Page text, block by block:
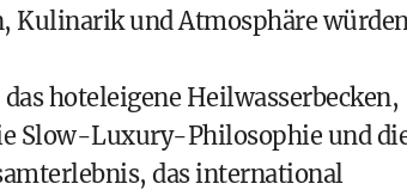
Kulinarik und Atmosphäre
hoteleigene Heilwasserbecken,
Slow-Luxury-Philosophie und
das international